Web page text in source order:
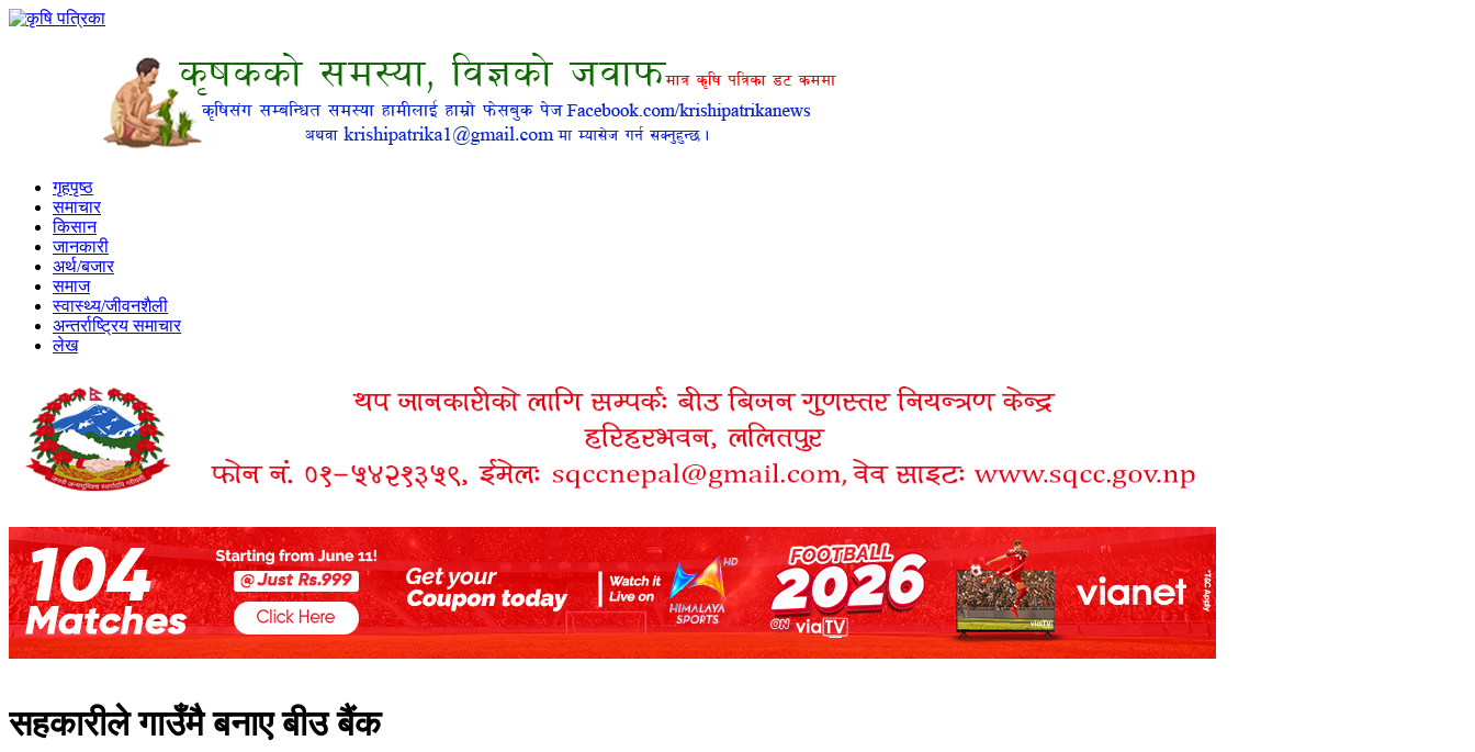
गृहपृष्ठ
समाचार
किसान
जानकारी
अर्थ/बजार
समाज
स्वास्थ्य/जीवनशैली
अन्तर्राष्ट्रिय समाचार
लेख
सहकारीले गाउँमै बनाए बीउ बैंक